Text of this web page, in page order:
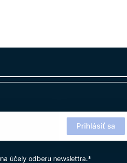
Prihlásiť sa
na účely odberu newslettra.*